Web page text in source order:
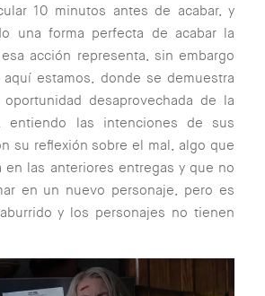
10 minutos antes de acabar, y
una forma perfecta de acabar la
acción representa, sin embargo
estamos, donde se demuestra
desaprovechada de la
entiendo las intenciones de sus
su reflexión sobre el mal, algo que
en las anteriores entregas y que no
en un nuevo personaje, pero es
y los personajes no tienen